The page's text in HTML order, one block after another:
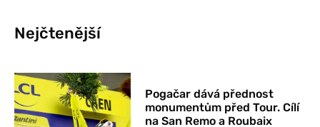
Nejčtenější
Pogačar dává přednost
monumentům před Tour. Cílí
na San Remo a Roubaix